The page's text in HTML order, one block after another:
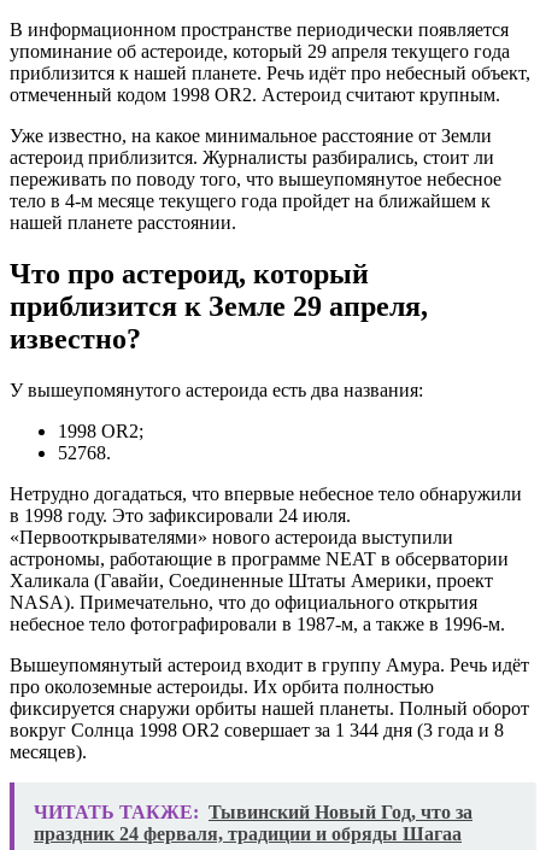
В информационном пространстве периодически появляется
упоминание об астероиде, который 29 апреля текущего года
приблизится к нашей планете. Речь идёт про небесный объект,
отмеченный кодом 1998 OR2. Астероид считают крупным.
Уже известно, на какое минимальное расстояние от Земли
астероид приблизится. Журналисты разбирались, стоит ли
переживать по поводу того, что вышеупомянутое небесное
тело в 4-м месяце текущего года пройдет на ближайшем к
нашей планете расстоянии.
Что про астероид, который
приблизится к Земле 29 апреля,
известно?
У вышеупомянутого астероида есть два названия:
1998 OR2;
52768.
Нетрудно догадаться, что впервые небесное тело обнаружили
в 1998 году. Это зафиксировали 24 июля.
«Первооткрывателями» нового астероида выступили
астрономы, работающие в программе NEAT в обсерватории
Халикала (Гавайи, Соединенные Штаты Америки, проект
NASA). Примечательно, что до официального открытия
небесное тело фотографировали в 1987-м, а также в 1996-м.
Вышеупомянутый астероид входит в группу Амура. Речь идёт
про околоземные астероиды. Их орбита полностью
фиксируется снаружи орбиты нашей планеты. Полный оборот
вокруг Солнца 1998 OR2 совершает за 1 344 дня (3 года и 8
месяцев).
ЧИТАТЬ ТАКЖЕ: Тывинский Новый Год, что за
праздник 24 ферваля, традиции и обряды Шагаа